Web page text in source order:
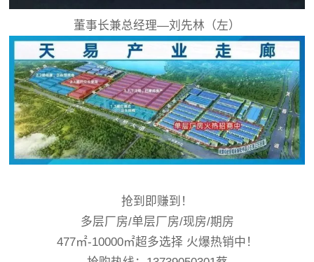
董事长兼总经理—刘先林（左）
抢到即赚到！
多层厂房/单层厂房/现房/期房
477㎡-10000㎡超多选择 火爆热销中！